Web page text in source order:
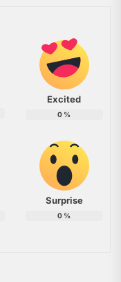
Excited
0 %
Surprise
0 %